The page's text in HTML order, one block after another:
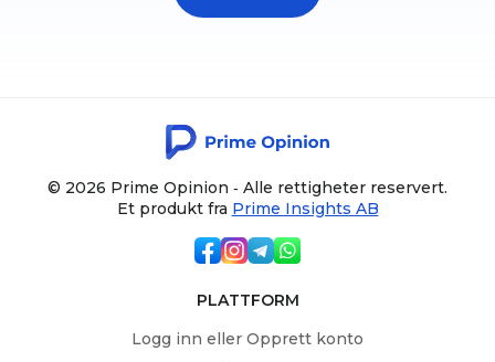
© 2026 Prime Opinion ‐ Alle rettigheter reservert.
Et produkt fra Prime Insights AB
PLATTFORM
Logg inn eller Opprett konto